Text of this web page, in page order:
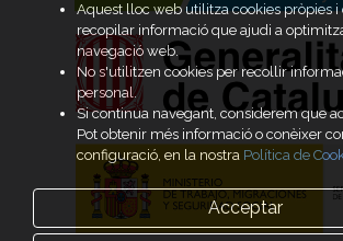
Aquest lloc web utilitza cookies pròpies i
recopilar informació que ajudi a
navegació web.
No s'utilitzen cookies per recollir
personal.
Si continua navegant, considerem que
Pot obtenir més informació o conèixer
configuració, en la nostra Política de
Acceptar